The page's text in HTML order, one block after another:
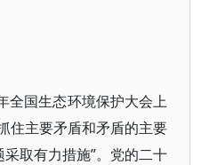
全国生态环境保护大会上
住主要矛盾和矛盾的主要
取有力措施”。党的二十